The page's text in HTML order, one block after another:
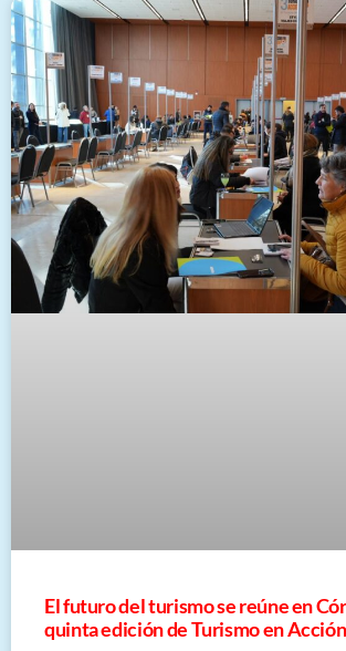
El futuro del turismo se reúne en
quinta edición de Turismo en Acción